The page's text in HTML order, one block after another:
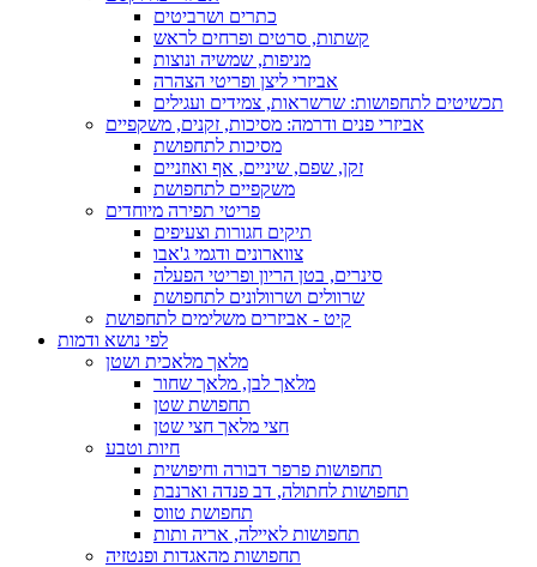
כתרים ושרביטים
קשתות, סרטים ופרחים לראש
מניפות, שמשיה ונוצות
אביזרי ליצן ופריטי הצהרה
תכשיטים לתחפושות: שרשראות, צמידים ועגילים
אביזרי פנים ודרמה: מסיכות, זקנים, משקפיים
מסיכות לתחפושת
זקן, שפם, שיניים, אף ואוזניים
משקפיים לתחפושת
פריטי תפירה מיוחדים
תיקים חגורות וצעיפים
צווארונים ודגמי ג'אבו
סינרים, בטן הריון ופריטי הפעלה
שרוולים ושרוולונים לתחפושת
קיט - אביזרים משלימים לתחפושת
לפי נושא ודמות
מלאך מלאכית ושטן
מלאך לבן, מלאך שחור
תחפושת שטן
חצי מלאך חצי שטן
חיות וטבע
תחפושות פרפר דבורה וחיפושית
תחפושות לחתולה, דב פנדה וארנבת
תחפושת טווס
תחפושות לאיילה, אריה ותות
תחפושות מהאגדות ופנטזיה